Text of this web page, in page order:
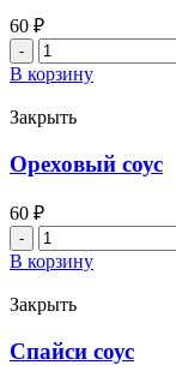
60 ₽
Количество
товара
Васаби
В корзину
Закрыть
Ореховый соус
60 ₽
Количество
товара
Ореховый
соус
В корзину
Закрыть
Спайси соус